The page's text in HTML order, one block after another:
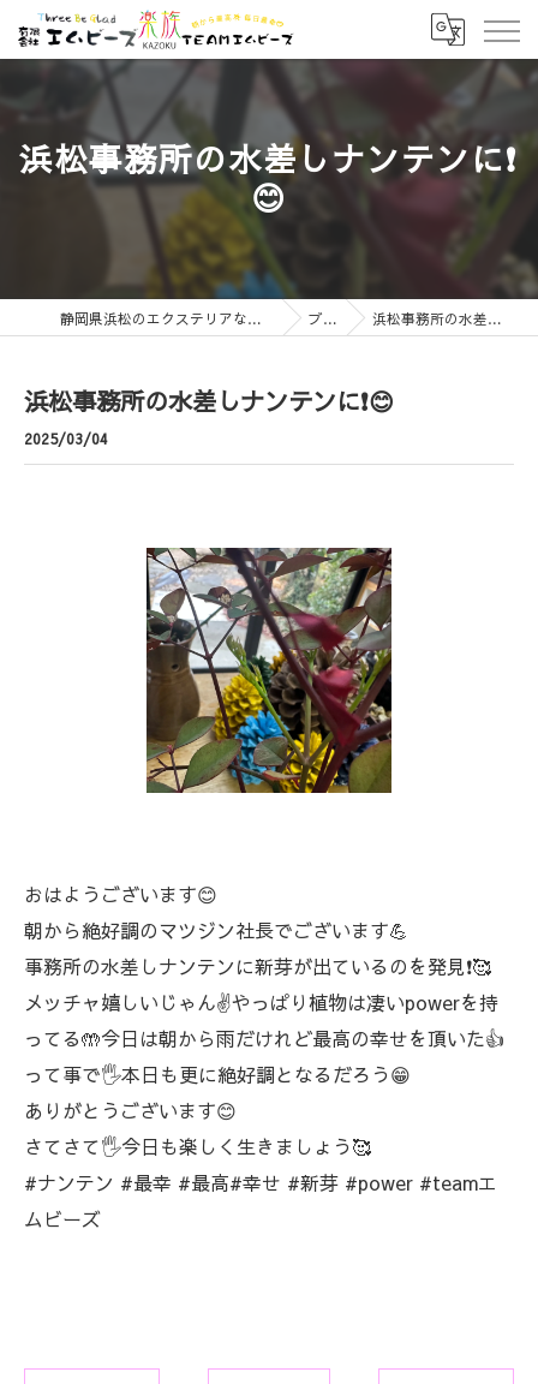
浜松事務所の水差しナンテンに❗
😊
静岡県浜松のエクステリアなら有限会社エムビーズ ブログ 浜松事務所の水差しナンテンに❗😊
浜松事務所の水差しナンテンに❗😊
2025/03/04
おはようございます😊
朝から絶好調のマツジン社長でございます💪
事務所の水差しナンテンに新芽が出ているのを発見❗🥰
メッチャ嬉しいじゃん✌️やっぱり植物は凄いpowerを持
ってる🤲今日は朝から雨だけれど最高の幸せを頂いた👍
って事で🖐️本日も更に絶好調となるだろう😁
ありがとうございます😊
さてさて🖐️今日も楽しく生きましょう🥰
#ナンテン #最幸 #最高#幸せ #新芽 #power #teamエ
ムビーズ